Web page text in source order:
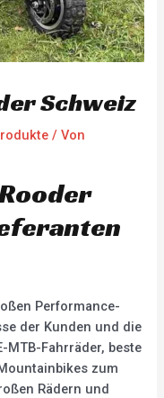
Schweiz
/ Von
Performance-
der Kunden und die
Fahrräder, beste
zum
Rädern und